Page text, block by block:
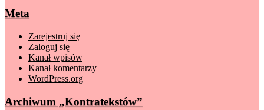
Meta
Zarejestruj się
Zaloguj się
Kanał wpisów
Kanał komentarzy
WordPress.org
Archiwum „Kontratekstów”